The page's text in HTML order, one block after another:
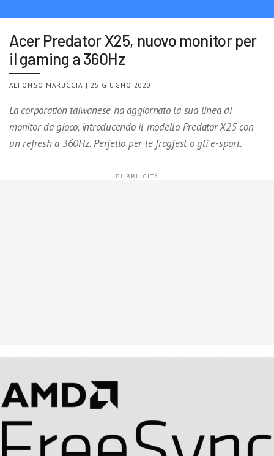
Acer Predator X25, nuovo monitor per
il gaming a 360Hz
ALFONSO MARUCCIA | 25 GIUGNO 2020
La corporation taiwanese ha aggiornato la sua linea di
monitor da gioco, introducendo il modello Predator X25 con
un refresh a 360Hz. Perfetto per le fragfest o gli e-sport.